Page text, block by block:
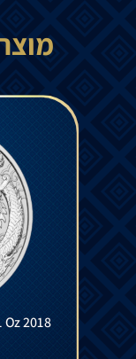
2018